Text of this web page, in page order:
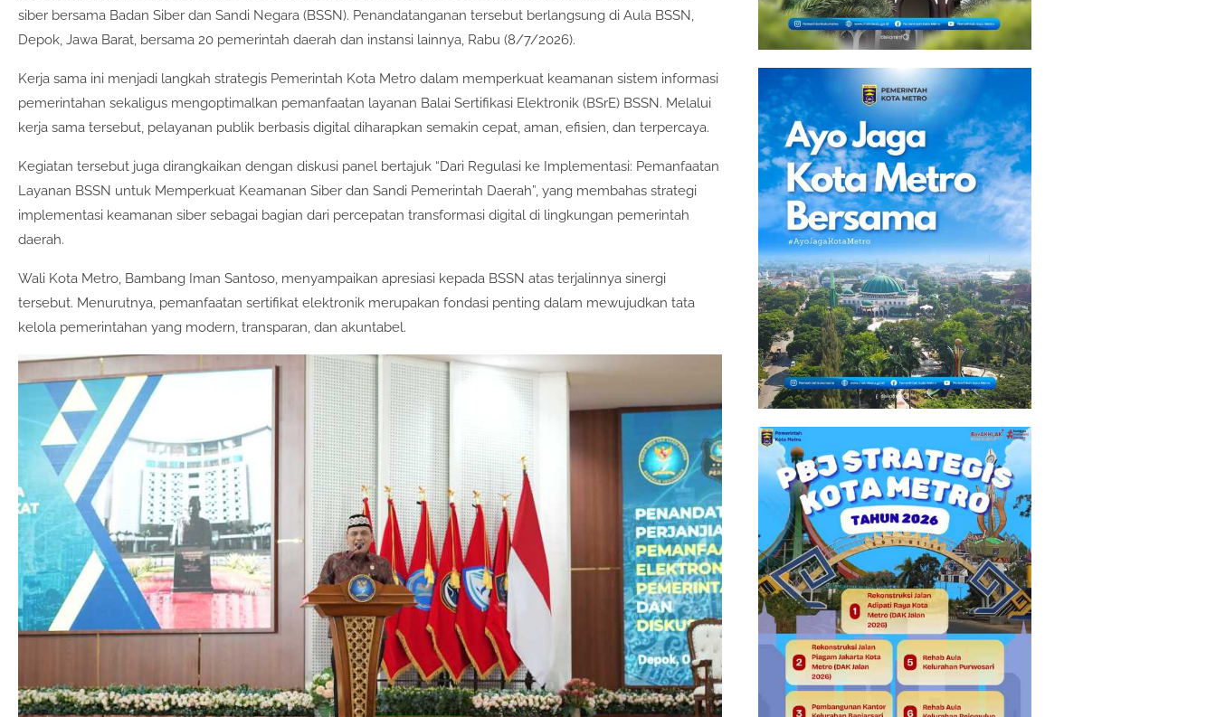
siber bersama Badan Siber dan Sandi Negara (BSSN). Penandatanganan tersebut berlangsung di Aula BSSN,
Depok, Jawa Barat, bersama 20 pemerintah daerah dan instansi lainnya, Rabu (8/7/2026).
Kerja sama ini menjadi langkah strategis Pemerintah Kota Metro dalam memperkuat keamanan sistem informasi
pemerintahan sekaligus mengoptimalkan pemanfaatan layanan Balai Sertifikasi Elektronik (BSrE) BSSN. Melalui
kerja sama tersebut, pelayanan publik berbasis digital diharapkan semakin cepat, aman, efisien, dan terpercaya.
Kegiatan tersebut juga dirangkaikan dengan diskusi panel bertajuk “Dari Regulasi ke Implementasi: Pemanfaatan
Layanan BSSN untuk Memperkuat Keamanan Siber dan Sandi Pemerintah Daerah”, yang membahas strategi
implementasi keamanan siber sebagai bagian dari percepatan transformasi digital di lingkungan pemerintah
daerah.
Wali Kota Metro, Bambang Iman Santoso, menyampaikan apresiasi kepada BSSN atas terjalinnya sinergi
tersebut. Menurutnya, pemanfaatan sertifikat elektronik merupakan fondasi penting dalam mewujudkan tata
kelola pemerintahan yang modern, transparan, dan akuntabel.